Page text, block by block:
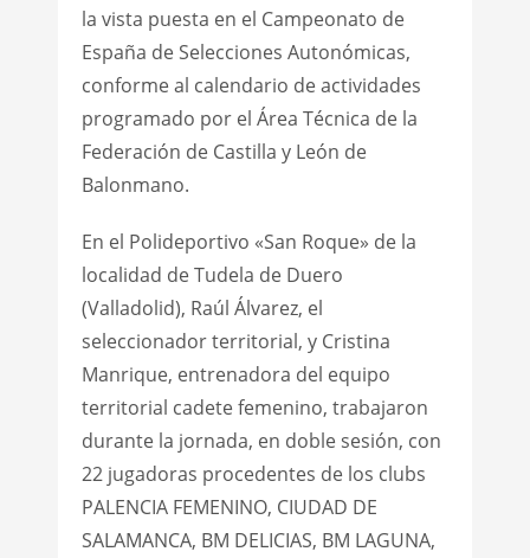
la vista puesta en el Campeonato de
España de Selecciones Autonómicas,
conforme al calendario de actividades
programado por el Área Técnica de la
Federación de Castilla y León de
Balonmano.
En el Polideportivo «San Roque» de la
localidad de Tudela de Duero
(Valladolid), Raúl Álvarez, el
seleccionador territorial, y Cristina
Manrique, entrenadora del equipo
territorial cadete femenino, trabajaron
durante la jornada, en doble sesión, con
22 jugadoras procedentes de los clubs
PALENCIA FEMENINO, CIUDAD DE
SALAMANCA, BM DELICIAS, BM LAGUNA,